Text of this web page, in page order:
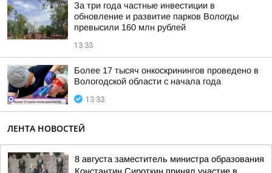
За три года частные инвестиции в
обновление и развитие парков Вологды
превысили 160 млн рублей
13:33
Более 17 тысяч онкоскринингов проведено в
Вологодской области с начала года
13:33
ЛЕНТА НОВОСТЕЙ
8 августа заместитель министра образования